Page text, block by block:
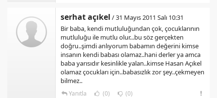
serhat açıkel / 31 Mayıs 2011 Salı 10:31
Bir baba, kendi mutluluğundan çok, çocuklarının
mutluluğu ile mutlu olur...bu söz gerçekten
doğru..şimdi anlıyorum babamın değerini kimse
insanın kendi babası olamaz..hani derler ya amca
baba yarısıdır kesinlikle yalan..kimse Hasan Açıkel
olamaz çocukları için..babasızlık zor şey..çekmeyen
bilmez..
Yanıtla (0) (0)